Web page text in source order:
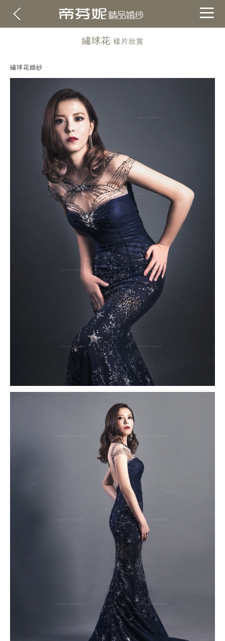
關於帝芬妮ABOUT
海外OVERSEA
撥打CONTACT
CONSULTATION
ADDRESS
繡球花 樣片欣賞
繡球花婚紗